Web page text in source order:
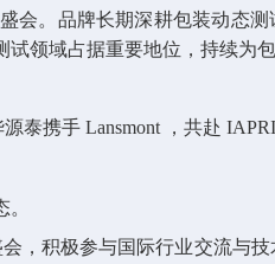
会。品牌长期深耕包装动态
领域占据重要地位，持续为
。
，积极参与国际行业交流与